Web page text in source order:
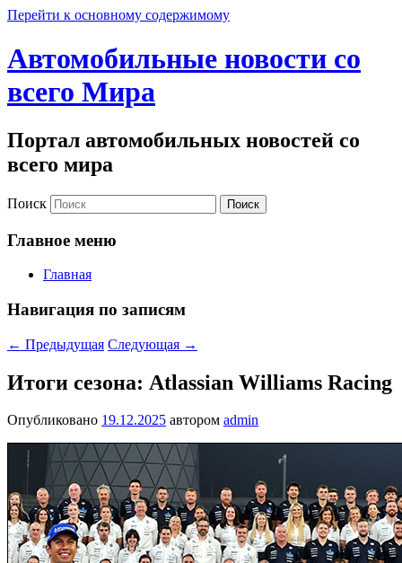
Перейти к основному содержимому
Автомобильные новости со
всего Мира
Портал автомобильных новостей со
всего мира
Поиск
Главное меню
Главная
Навигация по записям
← Предыдущая Следующая →
Итоги сезона: Atlassian Williams Racing
Опубликовано 19.12.2025 автором admin